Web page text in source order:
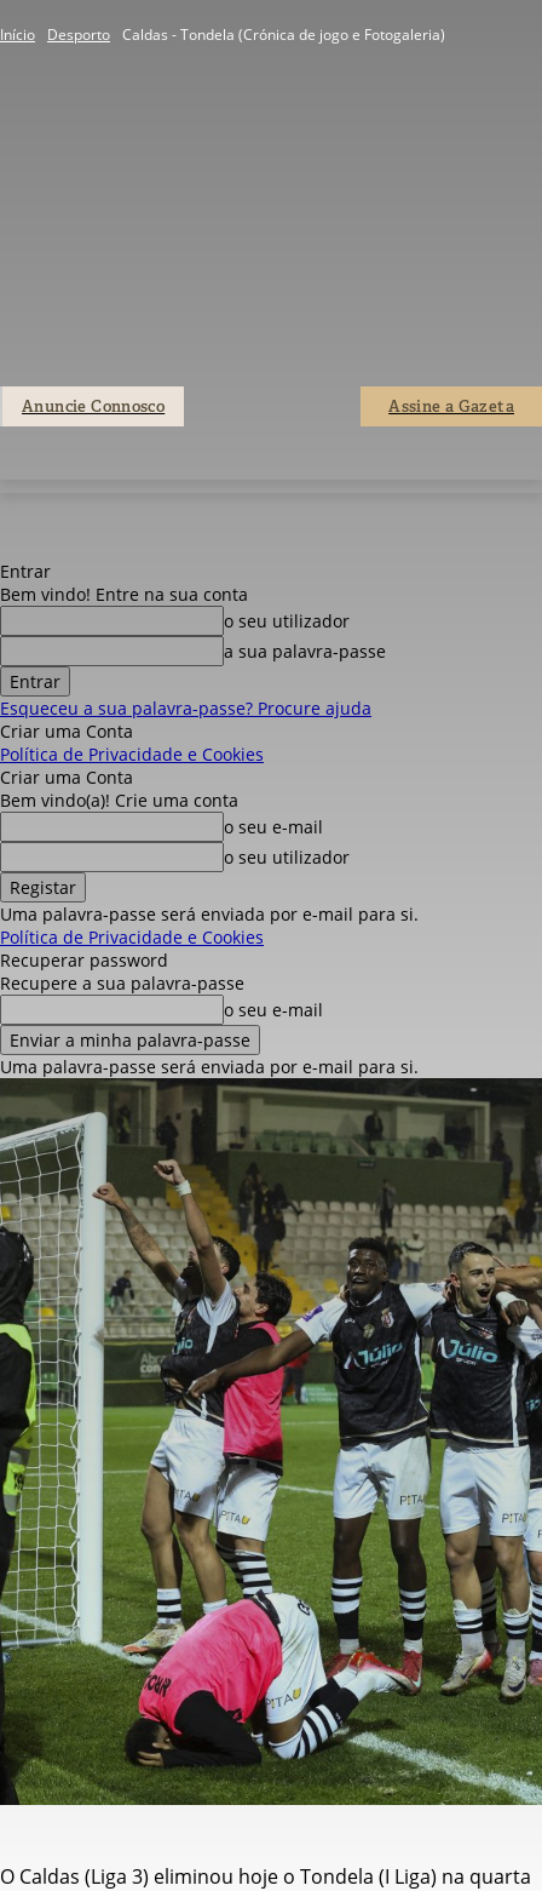
Anuncie Connosco Assine a Gazeta
Entrar
Bem vindo! Entre na sua conta
o seu utilizador
a sua palavra-passe
Esqueceu a sua palavra-passe? Procure ajuda
Criar uma Conta
Política de Privacidade e Cookies
Criar uma Conta
Bem vindo(a)! Crie uma conta
o seu e-mail
o seu utilizador
Uma palavra-passe será enviada por e-mail para si.
Política de Privacidade e Cookies
Recuperar password
Recupere a sua palavra-passe
o seu e-mail
Uma palavra-passe será enviada por e-mail para si.
Início Desporto Caldas - Tondela (Crónica de jogo e Fotogaleria)
O Caldas (Liga 3) eliminou hoje o Tondela (I Liga) na quarta